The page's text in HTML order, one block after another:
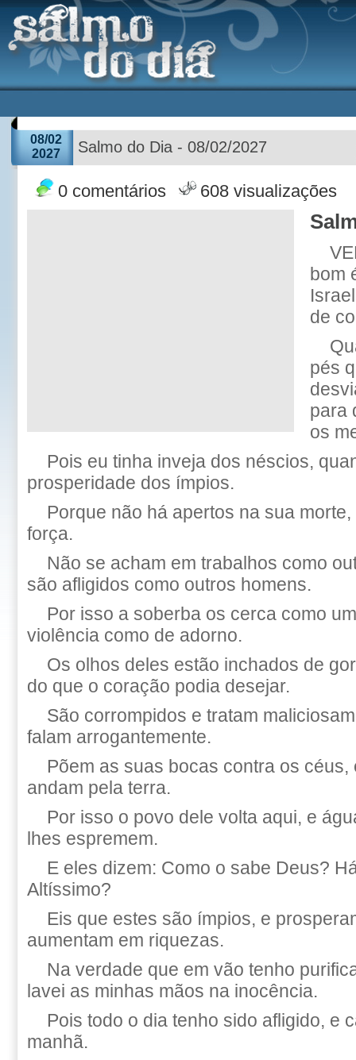
08/02
2027
Salmo do Dia - 08/02/2027
0 comentários 608 visualizações
bom
de
pés
para
os
Pois eu tinha inveja dos néscios,
prosperidade dos ímpios.
Porque não há apertos na sua
força.
Não se acham em trabalhos como
são afligidos como outros homens.
Por isso a soberba os cerca como
violência como de adorno.
Os olhos deles estão inchados de
do que o coração podia desejar.
São corrompidos e tratam
falam arrogantemente.
Põem as suas bocas contra os
andam pela terra.
Por isso o povo dele volta aqui, e
lhes espremem.
E eles dizem: Como o sabe Deus?
Altíssimo?
Eis que estes são ímpios, e
aumentam em riquezas.
Na verdade que em vão tenho
lavei as minhas mãos na inocência.
Pois todo o dia tenho sido afligido, e
manhã.